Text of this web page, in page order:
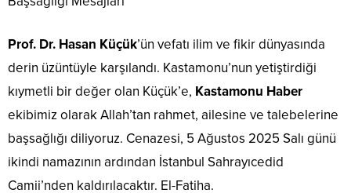
Prof. Dr. Hasan Küçük’ün vefatı ilim ve fikir dünyasında
derin üzüntüyle karşılandı. Kastamonu’nun yetiştirdiği
kıymetli bir değer olan Küçük’e, Kastamonu Haber
ekibimiz olarak Allah’tan rahmet, ailesine ve talebelerine
başsağlığı diliyoruz. Cenazesi, 5 Ağustos 2025 Salı günü
ikindi namazının ardından İstanbul Sahrayıcedid
Camii’nden kaldırılacaktır. El-Fatiha.